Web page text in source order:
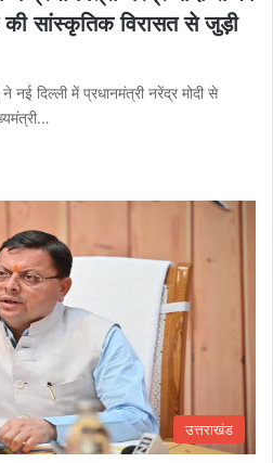
की सांस्कृतिक विरासत से जुड़ी
नई दिल्ली में प्रधानमंत्री नरेंद्र मोदी से
उत्तराखंड